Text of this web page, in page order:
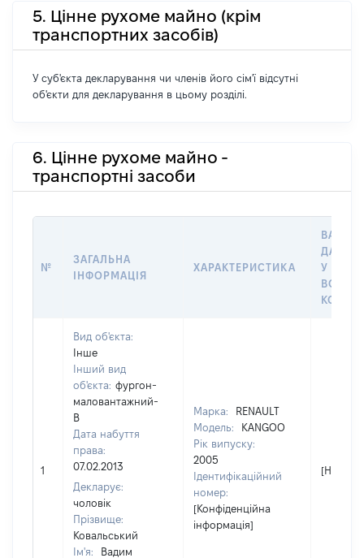
5. Цінне рухоме майно (крім
транспортних засобів)
У суб'єкта декларування чи членів його сім'ї відсутні
об'єкти для декларування в цьому розділі.
6. Цінне рухоме майно -
транспортні засоби
№
ЗАГАЛЬНА
ІНФОРМАЦІЯ
ХАРАКТЕРИСТИКА
ДАТУ
У
1
Вид об'єкта:
Інше
Інший вид
об'єкта: фургон-
маловантажний-
В
Дата набуття
права:
07.02.2013
Декларує:
чоловік
Прізвище:
Ковальський
Ім'я:
Вадим
Марка:
RENAULT
Модель:
KANGOO
Рік випуску:
2005
Ідентифікаційний
номер:
[Конфіденційна
інформація]
[Не